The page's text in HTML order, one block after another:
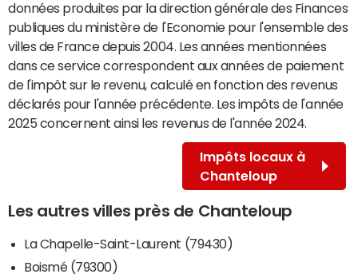
données produites par la direction générale des Finances
publiques du ministère de l'Economie pour l'ensemble des
villes de France depuis 2004. Les années mentionnées
dans ce service correspondent aux années de paiement
de l'impôt sur le revenu, calculé en fonction des revenus
déclarés pour l'année précédente. Les impôts de l'année
2025 concernent ainsi les revenus de l'année 2024.
Impôts locaux à
Chanteloup
Les autres villes près de Chanteloup
La Chapelle-Saint-Laurent (79430)
Boismé (79300)